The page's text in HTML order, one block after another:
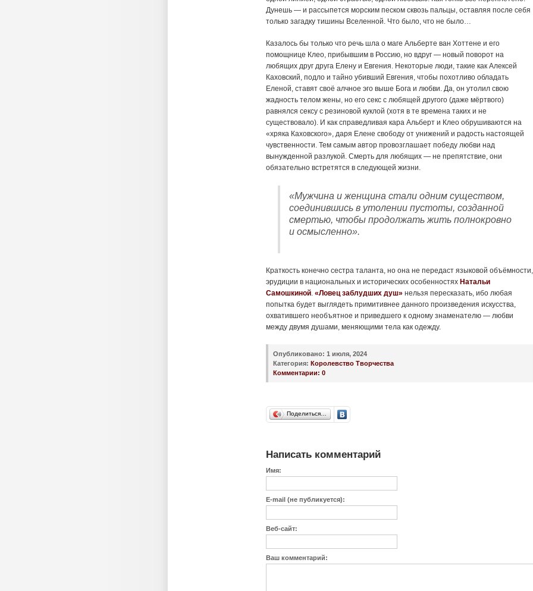
Дунешь — и рассыпется морским песком сквозь пальцы, оставляя после себя
только загадку тишины Вселенной. Что было, что не было…
Казалось бы только что речь шла о маге Альберте ван Хоттене и его
помощнице Клео, прибывшим в Россию, но вдруг — новый поворот на
любящих друг друга Елену и Евгения. Некоторые люди, такие как Алексей
Каховский, подло и тайно убивший Евгения, чтобы похотливо обладать
Еленой, ставят своё алчное эго выше Бога и любви. Да, он утолил свою
жадность телом жены, но его секс с любящей другого (даже мёртвого)
равнялся сексу с резиновой куклой (хотя в те времена таких и не
существовало). И как справедливая кара Альберт и Клео обрушиваются на
«хряка Каховского», даря Елене свободу от унижений и радость настоящей
чувственности. Тем самым автор провозглашает победу любви над
вынужденной разлукой. Смерть для любящих — не препятствие, они
обязательно встретятся в следующей жизни.
«Мужчина и женщина стали одним существом,
соединившись в утолении пустоты, созданной
смертью, чтобы продолжать жить полнокровно
и осмысленно».
Краткость конечно сестра таланта, но она не передаст языковой объёмности,
эрудиции в национальных и исторических особенностях Натальи
Самошкиной. «Ловец заблудших душ» нельзя пересказать, ибо любая
попытка будет выглядеть примитивнее данного произведения искусства,
охватившего необъятное и приведшего к одному знаменателю — любви
между двумя душами, меняющими тела как одежду.
Опубликовано: 1 июля, 2024
Категория: Королевство Творчества
Комментарии: 0
Поделиться…
Написать комментарий
Имя:
E-mail (не публикуется):
Веб-сайт:
Ваш комментарий: